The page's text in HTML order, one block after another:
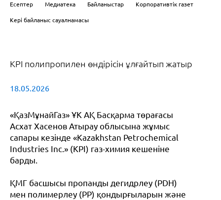
Есептер Медиатека Байланыстар Корпоративтік газет
Кері байланыс сауалнамасы
KPI полипропилен өндірісін ұлғайтып жатыр
18.05.2026
«ҚазМұнайГаз» ҰК АҚ Басқарма төрағасы
Асхат Хасенов Атырау облысына жұмыс
сапары кезінде «Kazakhstan Petrochemical
Industries Inc.» (KPI) газ-химия кешеніне
барды.
ҚМГ басшысы пропанды дегидрлеу (PDH)
мен полимерлеу (PP) қондырғыларын және